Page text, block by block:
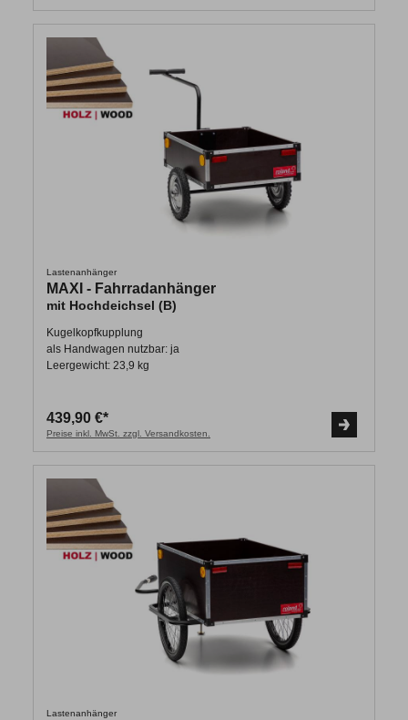
Lastenanhänger
MAXI - Fahrradanhänger
mit Hochdeichsel (B)
Kugelkopfkupplung
als Handwagen nutzbar: ja
Leergewicht: 23,9 kg
439,90 €*
Preise inkl. MwSt. zzgl. Versandkosten.
Lastenanhänger